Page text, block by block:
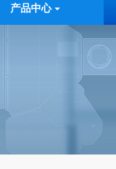
产品中心